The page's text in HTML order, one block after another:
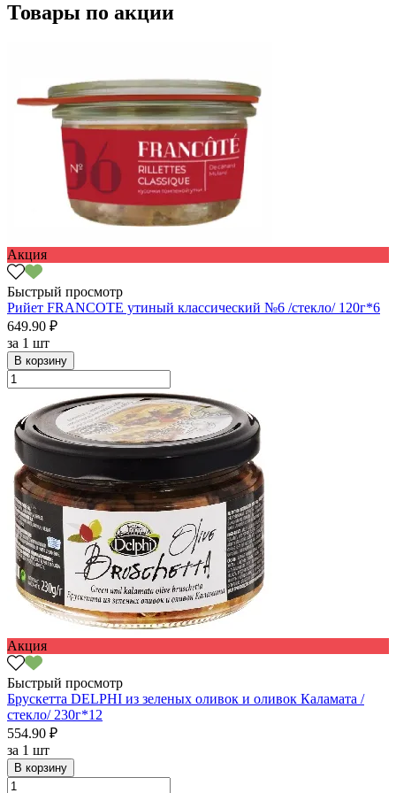
Товары по акции
Акция
Быстрый просмотр
Рийет FRANCOTE утиный классический №6 /стекло/ 120г*6
649.90 ₽
за 1 шт
В корзину
Акция
Быстрый просмотр
Брускетта DELPHI из зеленых оливок и оливок Каламата /
стекло/ 230г*12
554.90 ₽
за 1 шт
В корзину